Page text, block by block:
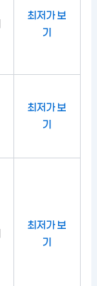
최저가 보
기
최저가 보
기
최저가 보
기